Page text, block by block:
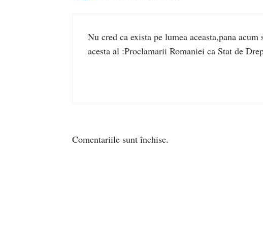
Nu cred ca exista pe lumea aceasta,pana
acesta al :Proclamarii Romaniei ca Stat de
Comentariile sunt închise.